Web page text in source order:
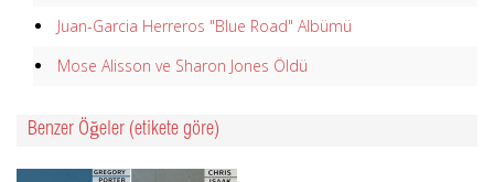
Juan-Garcia Herreros "Blue Road" Albümü
Mose Alisson ve Sharon Jones Öldü
Benzer Öğeler (etikete göre)